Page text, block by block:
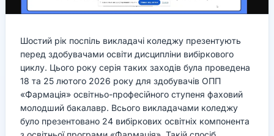
Шостий рік поспіль викладачі коледжу презентують
перед здобувачами освіти дисципліни вибіркового
циклу. Цього року серія таких заходів була проведена
18 та 25 лютого 2026 року для здобувачів ОПП
«Фармація» освітньо-професійного ступеня фаховий
молодший бакалавр. Всього викладачами коледжу
було презентовано 24 вибіркових освітніх компонента